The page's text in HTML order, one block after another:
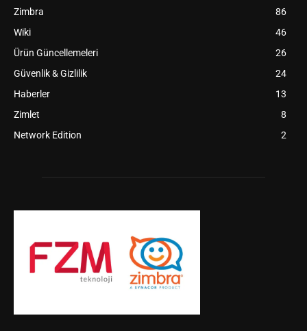
Zimbra
86
Wiki
46
Ürün Güncellemeleri
26
Güvenlik & Gizlilik
24
Haberler
13
Zimlet
8
Network Edition
2